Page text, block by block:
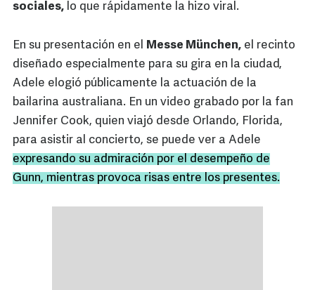
sociales, lo que rápidamente la hizo viral.
En su presentación en el Messe München, el recinto
diseñado especialmente para su gira en la ciudad,
Adele elogió públicamente la actuación de la
bailarina australiana. En un video grabado por la fan
Jennifer Cook, quien viajó desde Orlando, Florida,
para asistir al concierto, se puede ver a Adele
expresando su admiración por el desempeño de
Gunn, mientras provoca risas entre los presentes.